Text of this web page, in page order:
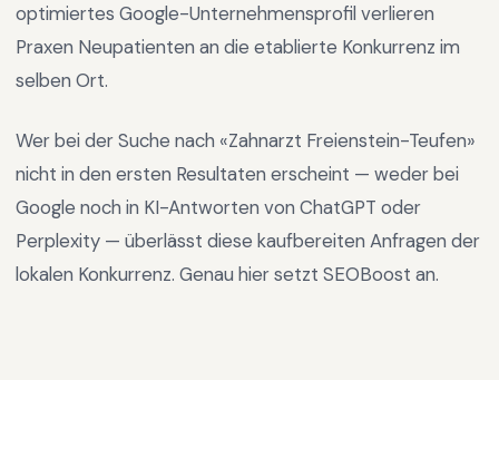
optimiertes Google-Unternehmensprofil verlieren
Praxen Neupatienten an die etablierte Konkurrenz im
selben Ort.
Wer bei der Suche nach «Zahnarzt Freienstein-Teufen»
nicht in den ersten Resultaten erscheint — weder bei
Google noch in KI-Antworten von ChatGPT oder
Perplexity — überlässt diese kaufbereiten Anfragen der
lokalen Konkurrenz. Genau hier setzt SEOBoost an.